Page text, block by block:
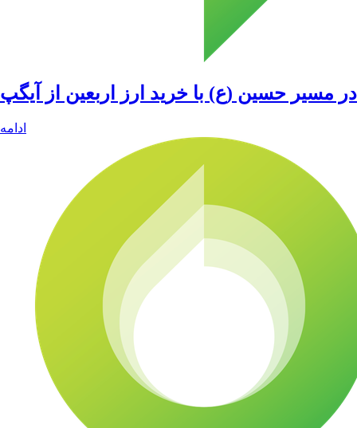
در مسیر حسین (ع) با خرید ارز اربعین از آیگپ
ادامه